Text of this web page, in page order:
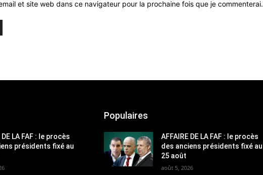
et site web dans ce navigateur pour la prochaine fois que je commenterai.
DE LA FAF : le procès
présidents fixé au
Populaires
AFFAIRE DE LA FAF : le procès
des anciens présidents fixé au
25 août
août 5, 2026